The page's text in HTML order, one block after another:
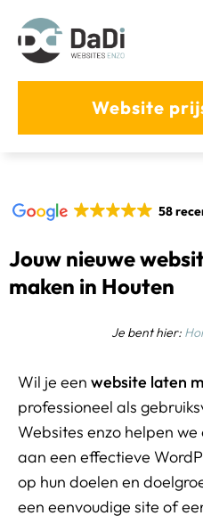
Website
58
Jouw nieuwe
maken in Houten
Je bent hier:
Wil je een website laten
professioneel als
Websites enzo helpen we
aan een effectieve
op hun doelen en
een eenvoudige site of